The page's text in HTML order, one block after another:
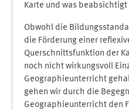
Karte und was
Obwohl die
die Förderung einer
Querschnittsfunktion der
noch nicht wirkungsvoll
Geographieunterricht
gehen wir durch die
Geographieunterricht den